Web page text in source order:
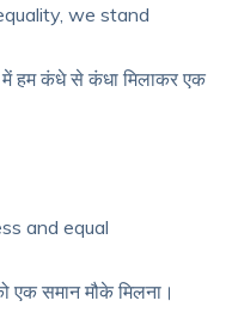
we stand
कंधे से कंधा मिलाकर एक
and equal
एक समान मौके मिलना।